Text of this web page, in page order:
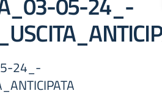
24_-